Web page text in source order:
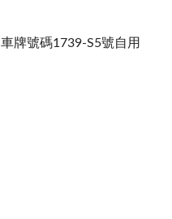
牌號碼1739-S5號自用